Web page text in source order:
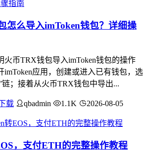
怎么导入imToken钱包？详细操
火币TRX钱包导入imToken钱包的操作
imToken应用，创建或进入已有钱包，选
链；接着从火币TRX钱包中导出...
载 qbadmin 1.1K 2026-08-05
，支付ETH的完整操作教程